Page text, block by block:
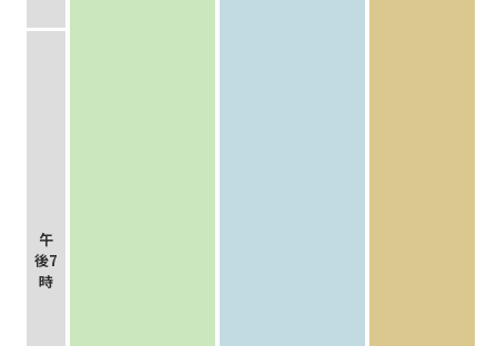
午
後7
時